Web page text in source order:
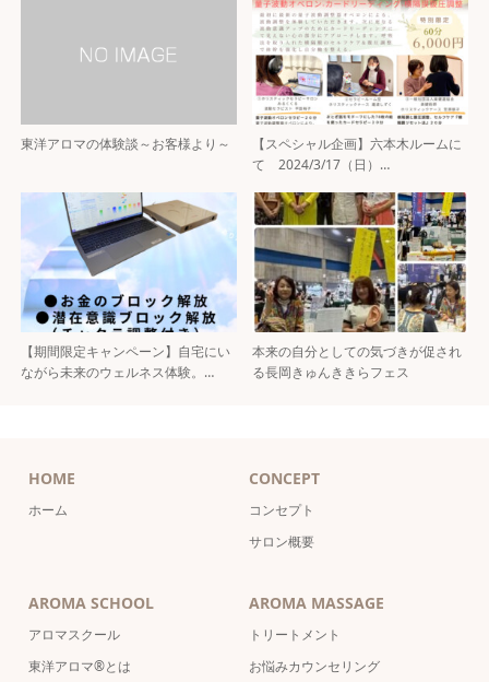
東洋アロマの体験談～お客様より～
【スペシャル企画】六本木ルームに
て 2024/3/17（日）…
【期間限定キャンペーン】自宅にい
ながら未来のウェルネス体験。…
本来の自分としての気づきが促され
る長岡きゅんききらフェス
HOME
ホーム
CONCEPT
コンセプト
サロン概要
AROMA SCHOOL
アロマスクール
東洋アロマ®とは
AROMA MASSAGE
トリートメント
お悩みカウンセリング